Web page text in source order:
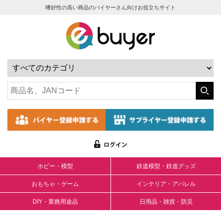
嗜好性の高い商品のバイヤーさん向けお役立ちサイト
ホビー・模型 鉄道模型・鉄道グッズ
おもちゃ・ゲーム インテリア・アパレル
DIY・業務用途品 日用品・雑貨・防災